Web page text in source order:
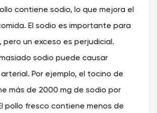
contiene sodio, lo que mejora el
El sodio es importante para
pero un exceso es perjudicial.
sodio puede causar
Por ejemplo, el tocino de
más de 2000 mg de sodio por
pollo fresco contiene menos de